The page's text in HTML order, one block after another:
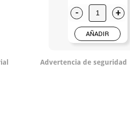
- +
AÑADIR
Advertencia de seguridad